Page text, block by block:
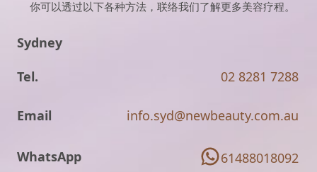
你可以透过以下各种方法，联络我们了解更多美容疗程。
Sydney
Tel.
02 8281 7288
Email info.syd@newbeauty.com.au
WhatsApp 61488018092